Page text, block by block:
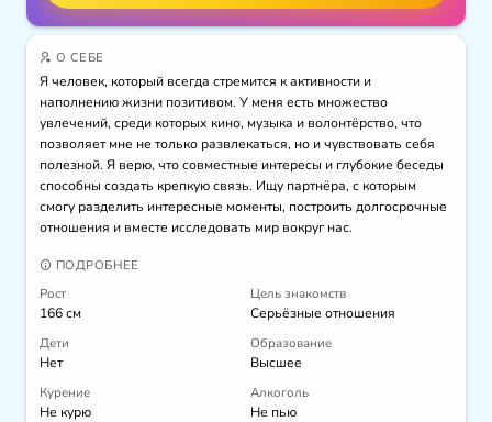
О СЕБЕ
Я человек, который всегда стремится к активности и
наполнению жизни позитивом. У меня есть множество
увлечений, среди которых кино, музыка и волонтёрство, что
позволяет мне не только развлекаться, но и чувствовать себя
полезной. Я верю, что совместные интересы и глубокие беседы
способны создать крепкую связь. Ищу партнёра, с которым
смогу разделить интересные моменты, построить долгосрочные
отношения и вместе исследовать мир вокруг нас.
ПОДРОБНЕЕ
Рост
166 см
Цель знакомств
Серьёзные отношения
Дети
Нет
Образование
Высшее
Курение
Не курю
Алкоголь
Не пью